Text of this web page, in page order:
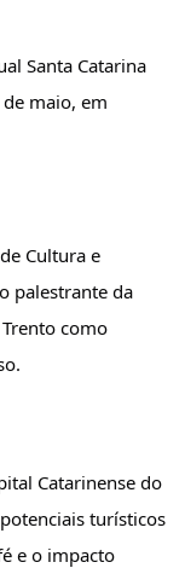
Santa Catarina
maio, em
Cultura e
palestrante da
como
Catarinense do
turísticos
e o impacto